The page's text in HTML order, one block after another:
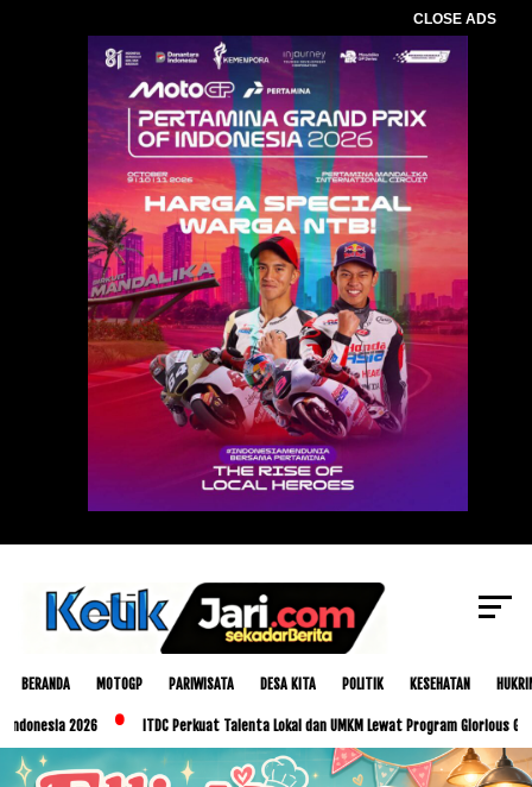
CLOSE ADS
BERANDA MOTOGP PARIWISATA DESA KITA POLITIK KESEHATAN
2026 ITDC Perkuat Talenta Lokal dan UMKM Lewat Program Glorious Golo Mori